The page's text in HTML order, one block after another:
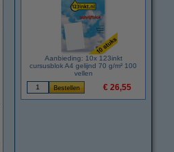
Aanbieding: 10x 123inkt
cursusblok A4 gelijnd 70 g/m² 100
vellen
€ 26,55